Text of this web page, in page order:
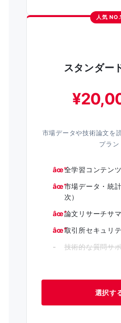
人気
スタンダー
市場データや技術論文を
プラン
全学習コンテン
市場データ・統
次）
論文リサーチサ
取引所セキュリ
技術的な質問サ
選択す